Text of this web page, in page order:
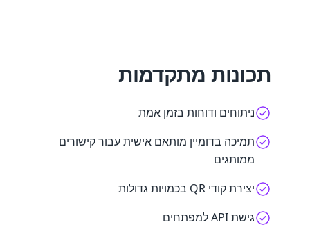
תכונות מתקדמות
ניתוחים ודוחות בזמן אמת
תמיכה בדומיין מותאם אישית עבור קישורים
ממותגים
יצירת קודי QR בכמויות גדולות
גישת API למפתחים